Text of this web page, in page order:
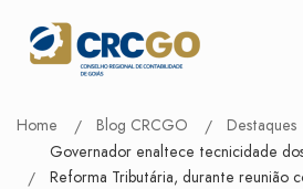
Home Blog CRCGO
Destaques
Governador enaltece tecnicidade
Reforma Tributária, durante reunião